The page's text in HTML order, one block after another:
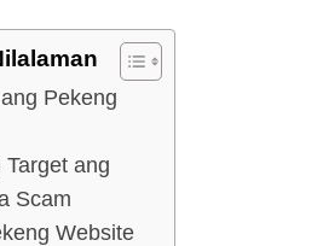
Pekeng
ang
Scam
Website